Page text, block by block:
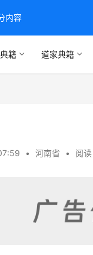
籍 道家典籍
• 河南省 • 阅
内容